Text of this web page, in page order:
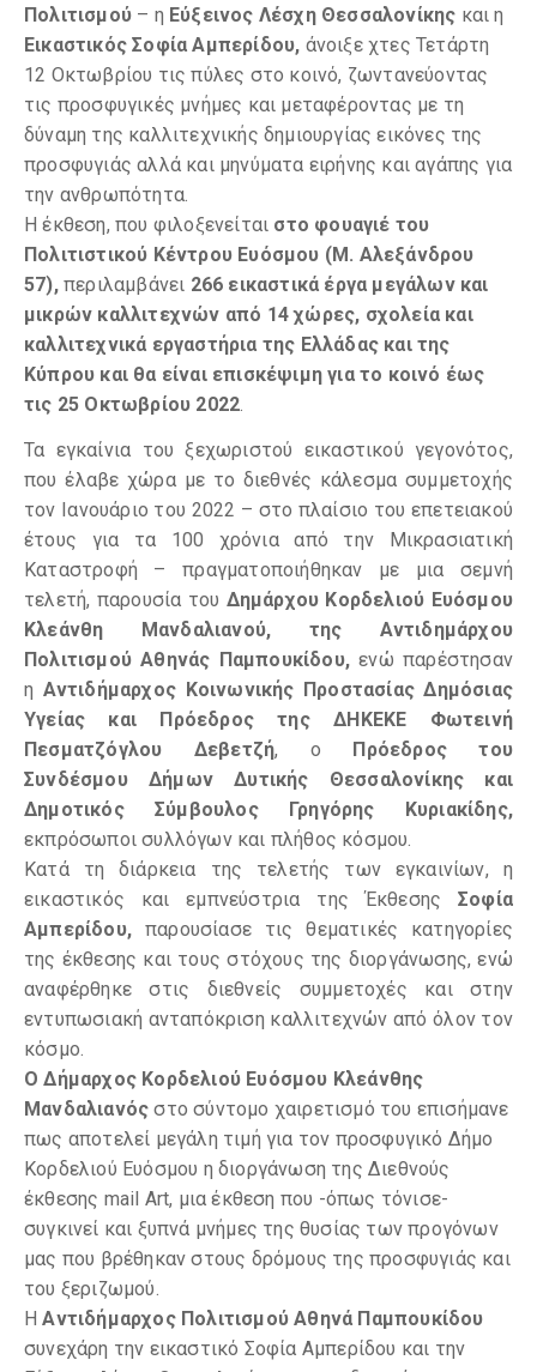
Πολιτισμού – η Εύξεινος Λέσχη Θεσσαλονίκης και η
Εικαστικός Σοφία Αμπερίδου, άνοιξε χτες Τετάρτη
12 Οκτωβρίου τις πύλες στο κοινό, ζωντανεύοντας
τις προσφυγικές μνήμες και μεταφέροντας με τη
δύναμη της καλλιτεχνικής δημιουργίας εικόνες της
προσφυγιάς αλλά και μηνύματα ειρήνης και αγάπης για
την ανθρωπότητα.
Η έκθεση, που φιλοξενείται στο φουαγιέ του
Πολιτιστικού Κέντρου Ευόσμου (Μ. Αλεξάνδρου
57), περιλαμβάνει 266 εικαστικά έργα μεγάλων και
μικρών καλλιτεχνών από 14 χώρες, σχολεία και
καλλιτεχνικά εργαστήρια της Ελλάδας και της
Κύπρου και θα είναι επισκέψιμη για το κοινό έως
τις 25 Οκτωβρίου 2022.
Τα εγκαίνια του ξεχωριστού εικαστικού γεγονότος,
που έλαβε χώρα με το διεθνές κάλεσμα συμμετοχής
τον Ιανουάριο του 2022 – στο πλαίσιο του επετειακού
έτους για τα 100 χρόνια από την Μικρασιατική
Καταστροφή – πραγματοποιήθηκαν με μια σεμνή
τελετή, παρουσία του Δημάρχου Κορδελιού Ευόσμου
Κλεάνθη Μανδαλιανού, της Αντιδημάρχου
Πολιτισμού Αθηνάς Παμπουκίδου, ενώ παρέστησαν
η Αντιδήμαρχος Κοινωνικής Προστασίας Δημόσιας
Υγείας και Πρόεδρος της ΔΗΚΕΚΕ Φωτεινή
Πεσματζόγλου Δεβετζή, ο Πρόεδροςτου
Συνδέσμου Δήμων Δυτικής Θεσσαλονίκης και
Δημοτικός Σύμβουλος Γρηγόρης Κυριακίδης,
εκπρόσωποι συλλόγων και πλήθος κόσμου.
Κατά τη διάρκεια της τελετής των εγκαινίων, η
εικαστικός και εμπνεύστρια της Έκθεσης Σοφία
Αμπερίδου, παρουσίασε τις θεματικές κατηγορίες
της έκθεσης και τους στόχους της διοργάνωσης, ενώ
αναφέρθηκε στις διεθνείς συμμετοχές και στην
εντυπωσιακή ανταπόκριση καλλιτεχνών από όλον τον
κόσμο.
Ο Δήμαρχος Κορδελιού Ευόσμου Κλεάνθης
Μανδαλιανόςστο σύντομο χαιρετισμό του επισήμανε
πως αποτελεί μεγάλη τιμή για τον προσφυγικό Δήμο
Κορδελιού Ευόσμου η διοργάνωση της Διεθνούς
έκθεσης mail Art, μια έκθεση που -όπως τόνισε-
συγκινεί και ξυπνά μνήμες της θυσίας των προγόνων
μας που βρέθηκαν στους δρόμους της προσφυγιάς και
του ξεριζωμού.
ΗΑντιδήμαρχος Πολιτισμού Αθηνά Παμπουκίδου
συνεχάρη την εικαστικό Σοφία Αμπερίδου και την